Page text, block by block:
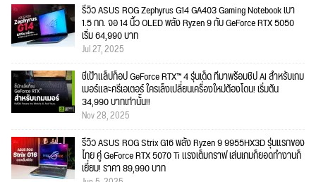
รีวิว ASUS ROG Zephyrus G14 GA403 Gaming Notebook เบา
1.5 กก. จอ 14 นิ้ว OLED พลัง Ryzen 9 กับ GeForce RTX 5050
เริ่ม 64,990 บาท
Jul 27, 2025
ชี้เป้าแล็ปท็อป GeForce RTX™ 4 รุ่นเด็ด ที่มาพร้อมชิป AI สำหรับเกม
เมอร์และครีเอเตอร์ ใครเล็งเปลี่ยนเครื่องใหม่ต้องโดน! เริ่มต้น
34,990 บาทเท่านั้น!!
Nov 28, 2025
รีวิว ASUS ROG Strix G16 พลัง Ryzen 9 9955HX3D รุ่นแรกของ
ไทย คู่ GeForce RTX 5070 Ti แรงเต็มกราฟ เล่นเกมก็ยอดทำงานก็
เยี่ยม! ราคา 89,990 บาท